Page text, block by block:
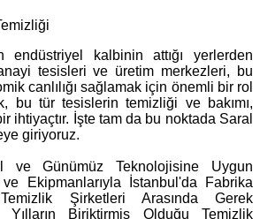
endüstriyel kalbinin attığı yerlerden
tesisleri ve üretim merkezleri, bu
canlılığı sağlamak için önemli bir rol
bu tür tesislerin temizliği ve bakımı,
ihtiyaçtır. İşte tam da bu noktada Saral
giriyoruz.
ve Günümüz Teknolojisine Uygun
Ekipmanlarıyla İstanbul'da Fabrika
Şirketleri Arasında Gerek
Yılların Biriktirmiş Olduğu Temizlik